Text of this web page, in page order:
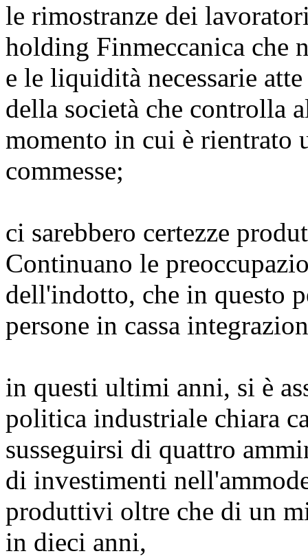
le rimostranze dei
holding Finmeccanica che
e le liquidità necessarie
della società che controlla
momento in cui è rientrato
commesse;
ci sarebbero certezze
Continuano le
dell'indotto, che in questo
persone in cassa
in questi ultimi anni, si è
politica industriale chiara
susseguirsi di quattro
di investimenti
produttivi oltre che di un
in dieci anni,